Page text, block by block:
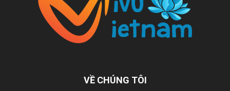
VỀ CHÚNG TÔI